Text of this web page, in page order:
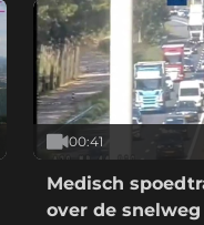
00:41
Medisch
over de snelweg